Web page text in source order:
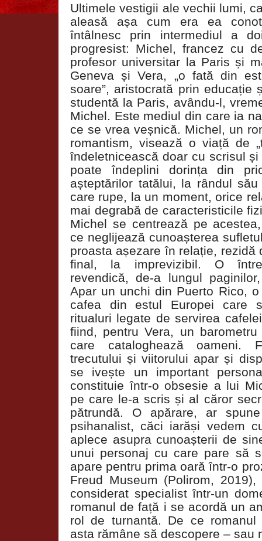
Ultimele vestigii ale vechii lumi,
aleasă așa cum era ea
întâlnesc prin intermediul a
progresist: Michel, francez cu
profesor universitar la Paris și
Geneva și Vera, „o fată din
soare”, aristocrată prin educație
studentă la Paris, avându-l,
Michel. Este mediul din care ia
ce se vrea veșnică. Michel, un
romantism, visează o viață de
îndeletnicească doar cu scrisul
poate îndeplini dorința din
așteptărilor tatălui, la rândul
care rupe, la un moment, orice
mai degrabă de caracteristicile
Michel se centrează pe
ce neglijează cunoașterea
proasta așezare în relație, rezidă
final, la imprevizibil. O
revendică, de-a lungul
Apar un unchi din Puerto Rico,
cafea din estul Europei care
ritualuri legate de servirea
fiind, pentru Vera, un
care cataloghează oameni.
trecutului și viitorului apar și
se ivește un important
constituie într-o obsesie a lui
pe care le-a scris și al căror
pătrundă. O apărare, ar
psihanalist, căci iarăși vedem
aplece asupra cunoașterii de
unui personaj cu care pare să
apare pentru prima oară într-o
Freud Museum (Polirom,
considerat specialist într-un
romanul de față i se acordă un
rol de turnantă. De ce romanul
asta rămâne să descopere – sau